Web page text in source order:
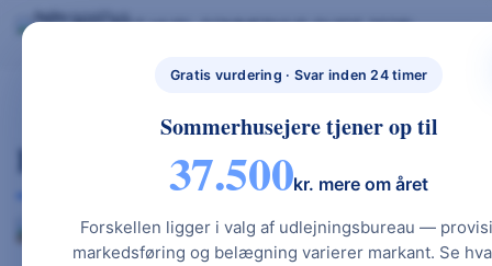
Gratis vurdering · Svar inden 24 timer
Sommerhusejere tjener op til
37.500kr. mere om året
Forskellen ligger i valg af udlejningsbureau —
markedsføring og belægning varierer markant. Se
NYBYGGETHU
BYG NYT HUS & UDLEJ DIT SOMMERHUS – GUIDES, PRISER OG BEREGNERE".BYG NYT HUS SOMMERHUS GUIDE 2026
Isolering Til Nybyggeri